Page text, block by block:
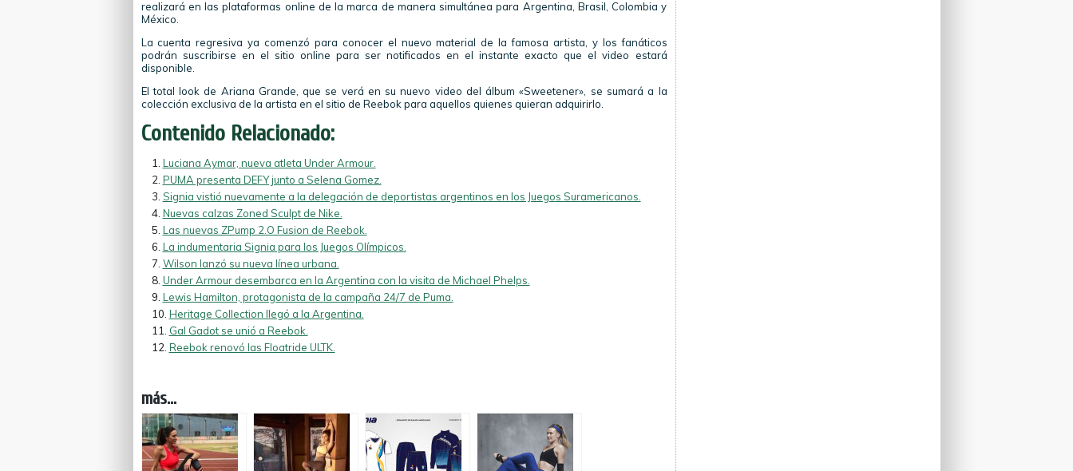
realizará en las plataformas online de la marca de manera simultánea para Argentina, Brasil, Colombia y
México.
La cuenta regresiva ya comenzó para conocer el nuevo material de la famosa artista, y los fanáticos
podrán suscribirse en el sitio online para ser notificados en el instante exacto que el video estará
disponible.
El total look de Ariana Grande, que se verá en su nuevo video del álbum «Sweetener», se sumará a la
colección exclusiva de la artista en el sitio de Reebok para aquellos quienes quieran adquirirlo.
Contenido Relacionado:
Luciana Aymar, nueva atleta Under Armour.
PUMA presenta DEFY junto a Selena Gomez.
Signia vistió nuevamente a la delegación de deportistas argentinos en los Juegos Suramericanos.
Nuevas calzas Zoned Sculpt de Nike.
Las nuevas ZPump 2.O Fusion de Reebok.
La indumentaria Signia para los Juegos Olímpicos.
Wilson lanzó su nueva línea urbana.
Under Armour desembarca en la Argentina con la visita de Michael Phelps.
Lewis Hamilton, protagonista de la campaña 24/7 de Puma.
Heritage Collection llegó a la Argentina.
Gal Gadot se unió a Reebok.
Reebok renovó las Floatride ULTK.
más...